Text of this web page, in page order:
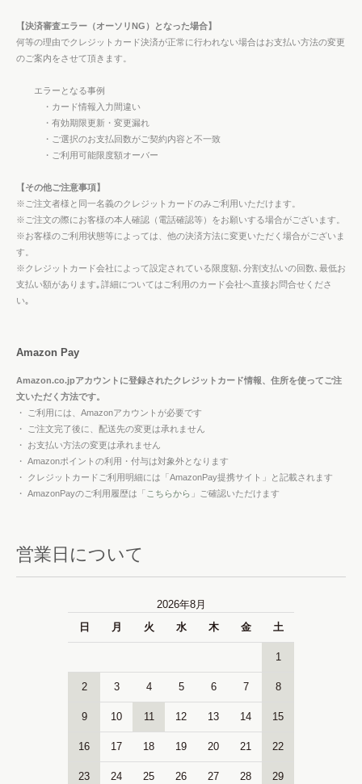
【決済審査エラー（オーソリNG）となった場合】
何等の理由でクレジットカード決済が正常に行われない場合はお支払い方法の変更
のご案内をさせて頂きます。
エラーとなる事例
・カード情報入力間違い
・有効期限更新・変更漏れ
・ご選択のお支払回数がご契約内容と不一致
・ご利用可能限度額オーバー
【その他ご注意事項】
※ご注文者様と同一名義のクレジットカードのみご利用いただけます。
※ご注文の際にお客様の本人確認（電話確認等）をお願いする場合がございます。
※お客様のご利用状態等によっては、他の決済方法に変更いただく場合がございま
す。
※クレジットカード会社によって設定されている限度額､分割支払いの回数､最低お
支払い額があります｡詳細についてはご利用のカード会社へ直接お問合せくださ
い｡
Amazon Pay
Amazon.co.jpアカウントに登録されたクレジットカード情報、住所を使ってご注
文いただく方法です。
・ ご利用には、Amazonアカウントが必要です
・ ご注文完了後に、配送先の変更は承れません
・ お支払い方法の変更は承れません
・ Amazonポイントの利用・付与は対象外となります
・ クレジットカードご利用明細には「AmazonPay提携サイト」と記載されます
・ AmazonPayのご利用履歴は「 こちらから 」ご確認いただけます
営業日について
2026年8月
日
月 火 水 木 金 土
1
2 3 4 5 6 7 8
9 10 11 12 13 14 15
16 17 18 19 20 21 22
23 24 25 26 27 28 29